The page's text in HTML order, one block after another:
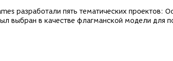
разработали пять тематических проектов:
выбран в качестве флагманской модели для